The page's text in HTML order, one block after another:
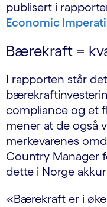
publisert i
Economic
Bærekraft =
I rapporten står
compliance og et
mener at de også
merkevarenes
Country Manager
dette i Norge
«Bærekraft er i